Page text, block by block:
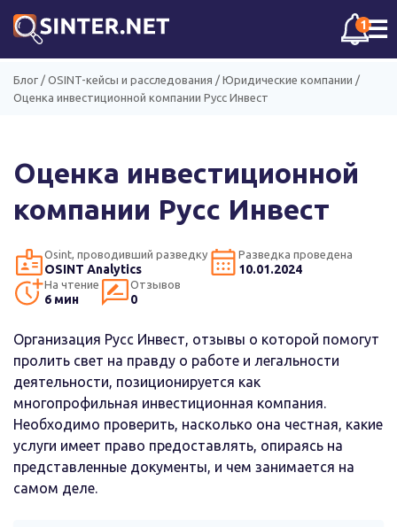
1☰
Блог / OSINT-кейсы и расследования / Юридические компании /
Оценка инвестиционной компании Русс Инвест
Оценка инвестиционной
компании Русс Инвест
Osint, проводивший разведку
OSINT Analytics
Разведка проведена
10.01.2024
На чтение
6 мин
Отзывов
0
Организация Русс Инвест, отзывы о которой помогут
пролить свет на правду о работе и легальности
деятельности, позиционируется как
многопрофильная инвестиционная компания.
Необходимо проверить, насколько она честная, какие
услуги имеет право предоставлять, опираясь на
представленные документы, и чем занимается на
самом деле.